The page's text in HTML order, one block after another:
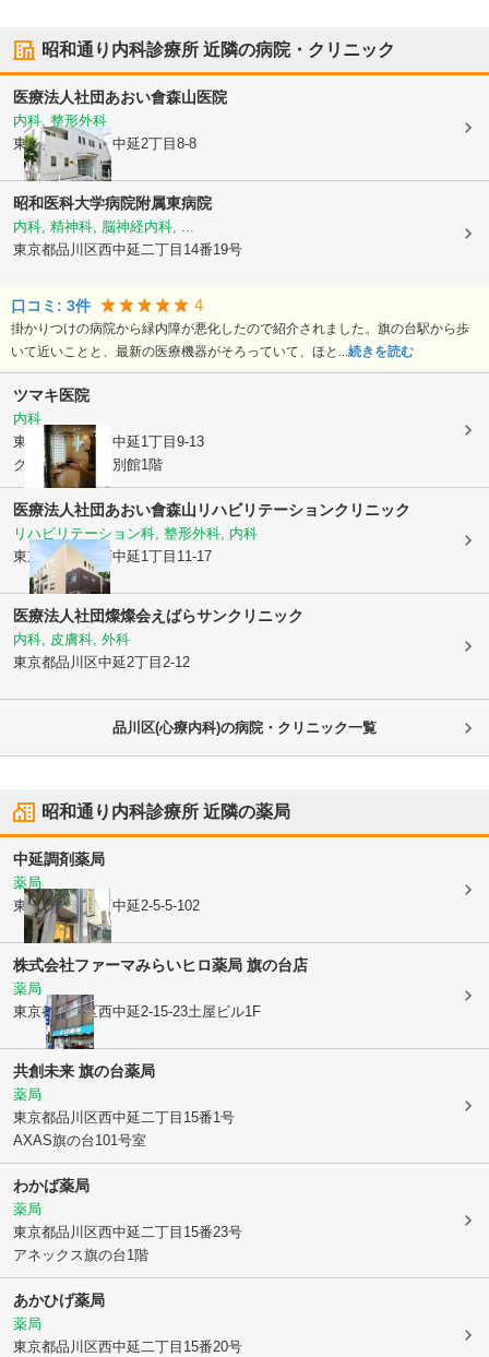
昭和通り内科診療所 近隣の病院・クリニック
医療法人社団あおい會森山医院
内科, 整形外科
東京都品川区西中延2丁目8-8
昭和医科大学病院附属東病院
内科, 精神科, 脳神経内科, ...
東京都品川区西中延二丁目14番19号
口コミ: 3件 4
掛かりつけの病院から緑内障が悪化したので紹介されました。旗の台駅から歩
いて近いことと、最新の医療機器がそろっていて、ほと...続きを読む
ツマキ医院
内科
東京都品川区
西中延1丁目9-13
グリーンクロス別館1階
医療法人社団あおい會森山リハビリテーションクリニック
リハビリテーション科, 整形外科, 内科
東京都品川区
西中延1丁目11-17
医療法人社団燦燦会えばらサンクリニック
内科, 皮膚科, 外科
東京都品川区中延2丁目2-12
品川区(心療内科)の病院・クリニック一覧
昭和通り内科診療所 近隣の薬局
中延調剤薬局
薬局
東京都品川区西中延2-5-5-102
株式会社ファーマみらいヒロ薬局 旗の台店
薬局
東京都品川区西中延2-15-23土屋ビル1F
共創未来 旗の台薬局
薬局
東京都品川区西中延二丁目15番1号
AXAS旗の台101号室
わかば薬局
薬局
東京都品川区西中延二丁目15番23号
アネックス旗の台1階
あかひげ薬局
薬局
東京都品川区西中延二丁目15番20号